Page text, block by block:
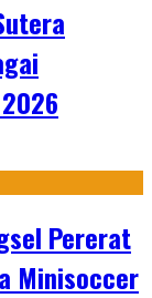
Pererat
Minisoccer